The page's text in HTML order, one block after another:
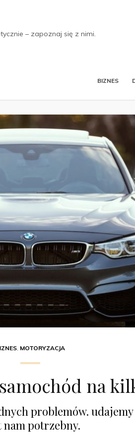
– zapoznaj się z nimi.
BIZNES
MOTORYZACJA
na
problemów.
potrzebny.